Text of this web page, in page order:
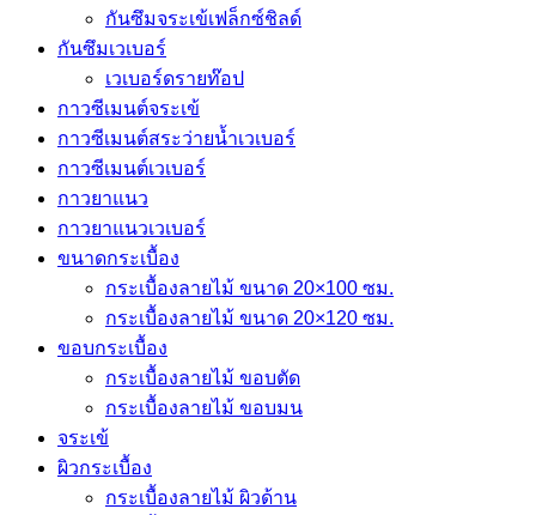
กันซึมจระเข้เฟล็กซ์ชิลด์
กันซึมเวเบอร์
เวเบอร์ดรายท๊อป
กาวซีเมนต์จระเข้
กาวซีเมนต์สระว่ายนํ้าเวเบอร์
กาวซีเมนต์เวเบอร์
กาวยาแนว
กาวยาแนวเวเบอร์
ขนาดกระเบื้อง
กระเบื้องลายไม้ ขนาด 20×100 ซม.
กระเบื้องลายไม้ ขนาด 20×120 ซม.
ขอบกระเบื้อง
กระเบื้องลายไม้ ขอบตัด
กระเบื้องลายไม้ ขอบมน
จระเข้
ผิวกระเบื้อง
กระเบื้องลายไม้ ผิวด้าน